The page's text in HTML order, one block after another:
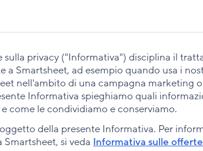
sulla privacy ("Informativa") disciplina il
Smartsheet, ad esempio quando usa i
nell'ambito di una campagna marketing
Informativa spieghiamo quali
come le condividiamo e conserviamo.
della presente Informativa. Per
si veda Informativa sulle offerte